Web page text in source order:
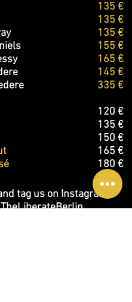
135 €
135 €
135 €
155 €
165 €
145 €
335 €
120 €
135 €
150 €
165 €
180 €
tag us on Instagram